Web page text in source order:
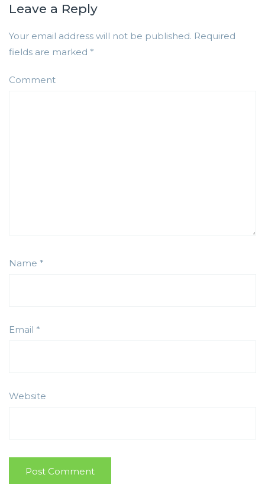
Leave a Reply
Your email address will not be published. Required
fields are marked *
Comment
Name *
Email *
Website